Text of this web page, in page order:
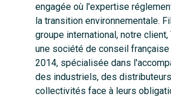
engagée où l'expertise
la transition environnementale.
groupe international, notre
une société de conseil
2014, spécialisée dans
des industriels, des
collectivités face à leurs